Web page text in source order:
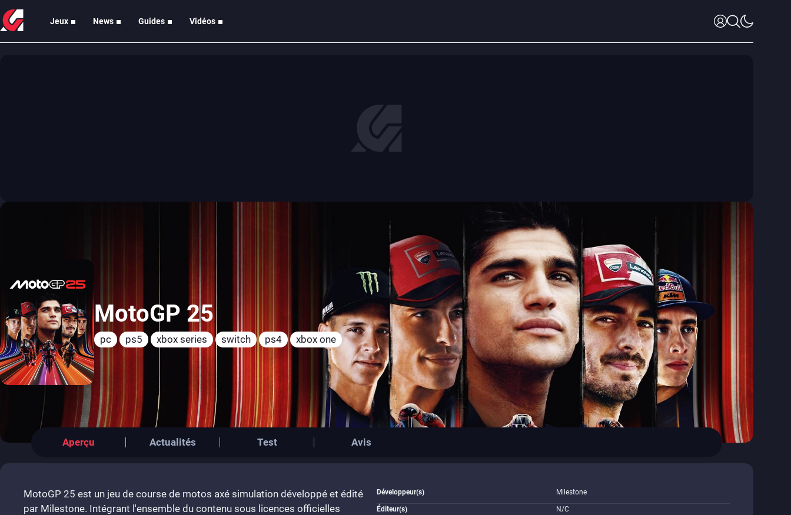
Jeux News Guides Vidéos
MotoGP 25
pc ps5 xbox series switch ps4 xbox one
Aperçu Actualités Test Avis
MotoGP 25 est un jeu de course de motos axé simulation développé et édité
par Milestone. Intégrant l'ensemble du contenu sous licences officielles
Développeur(s) Milestone
Éditeur(s) N/C